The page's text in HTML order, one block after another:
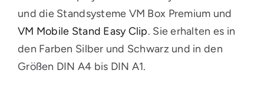
und die Standsysteme VM Box Premium und
VM Mobile Stand Easy Clip. Sie erhalten es in
den Farben Silber und Schwarz und in den
Größen DIN A4 bis DIN A1.